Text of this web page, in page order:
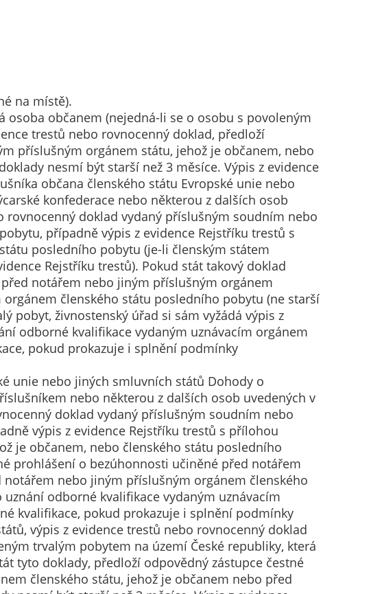
na místě).
osoba občanem (nejedná-li se o osobu s povoleným
trestů nebo rovnocenný doklad, předloží
příslušným orgánem státu, jehož je občanem, nebo
nesmí být starší než 3 měsíce. Výpis z evidence
občana členského státu Evropské unie nebo
konfederace nebo některou z dalších osob
rovnocenný doklad vydaný příslušným soudním nebo
případně výpis z evidence Rejstříku trestů s
posledního pobytu (je-li členským státem
Rejstříku trestů). Pokud stát takový doklad
notářem nebo jiným příslušným orgánem
členského státu posledního pobytu (ne starší
pobyt, živnostenský úřad si sám vyžádá výpis z
odborné kvalifikace vydaným uznávacím orgánem
pokud prokazuje i splnění podmínky
unie nebo jiných smluvních států Dohody o
nebo některou z dalších osob uvedených v
doklad vydaný příslušným soudním nebo
výpis z evidence Rejstříku trestů s přílohou
je občanem, nebo členského státu posledního
prohlášení o bezúhonnosti učiněné před notářem
nebo jiným příslušným orgánem členského
odborné kvalifikace vydaným uznávacím
kvalifikace, pokud prokazuje i splnění podmínky
výpis z evidence trestů nebo rovnocenný doklad
trvalým pobytem na území České republiky, která
tyto doklady, předloží odpovědný zástupce čestné
členského státu, jehož je občanem nebo před
zvané
jsou